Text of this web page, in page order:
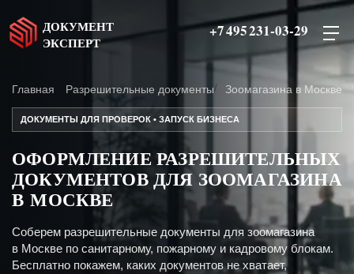
ДОКУМЕНТ
ЭКСПЕРТ
+7 495 231-03-29
Главная Разрешительные документы Зоомагазина в Москве
ДОКУМЕНТЫ ДЛЯ ПРОВЕРОК • ЗАПУСК БИЗНЕСА
ОФОРМЛЕНИЕ РАЗРЕШИТЕЛЬНЫХ
ДОКУМЕНТОВ ДЛЯ ЗООМАГАЗИНА
В МОСКВЕ
Соберем разрешительные документы для зоомагазина
в Москве по санитарному, пожарному и кадровому блокам.
Бесплатно покажем, каких документов не хватает,